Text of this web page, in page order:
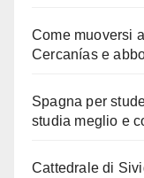
Come muoversi
Cercanías e
Spagna per
studia meglio e
Cattedrale di